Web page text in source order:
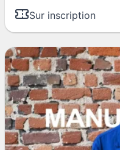
Sur inscription